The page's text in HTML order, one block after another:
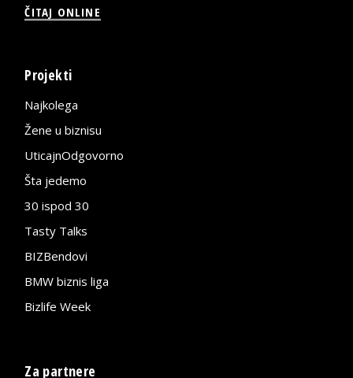
ČITAJ ONLINE
Projekti
Najkolega
Žene u biznisu
UticajnOdgovorno
Šta jedemo
30 ispod 30
Tasty Talks
BIZBendovi
BMW biznis liga
Bizlife Week
Za partnere